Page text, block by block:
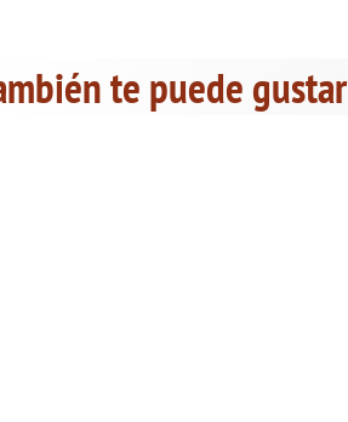
te puede gustar